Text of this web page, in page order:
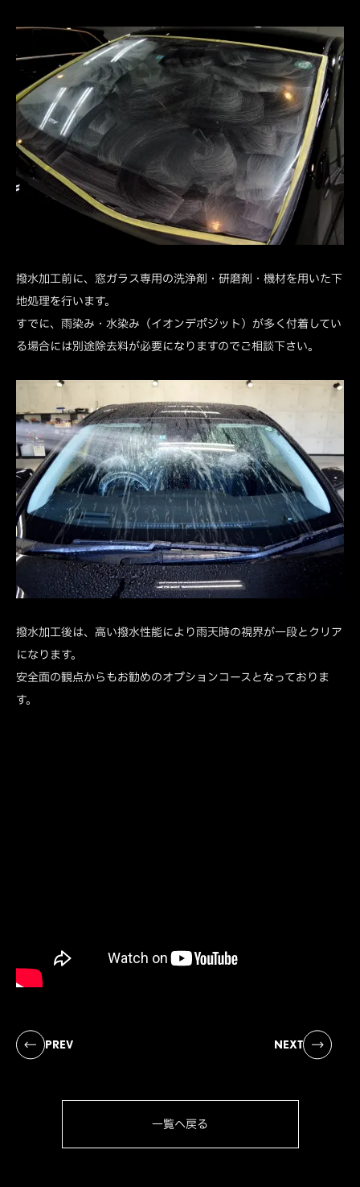
撥水加工前に、窓ガラス専用の洗浄剤・研磨剤・機材を用いた下
地処理を行います。
すでに、雨染み・水染み（イオンデポジット）が多く付着してい
る場合には別途除去料が必要になりますのでご相談下さい。
撥水加工後は、高い撥水性能により雨天時の視界が一段とクリア
になります。
安全面の観点からもお勧めのオプションコースとなっておりま
す。
PREV NEXT
一覧へ戻る